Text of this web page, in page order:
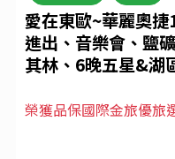
愛在東歐~華麗奧
進出、音樂會、鹽
其林、6晚五星&湖
榮獲品保國際金旅優旅